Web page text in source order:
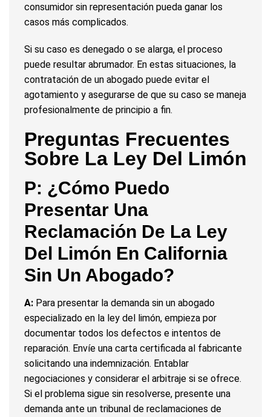
consumidor sin representación pueda ganar los
casos más complicados.
Si su caso es denegado o se alarga, el proceso
puede resultar abrumador. En estas situaciones, la
contratación de un abogado puede evitar el
agotamiento y asegurarse de que su caso se maneja
profesionalmente de principio a fin.
Preguntas Frecuentes
Sobre La Ley Del Limón
P: ¿Cómo Puedo
Presentar Una
Reclamación De La Ley
Del Limón En California
Sin Un Abogado?
A: Para presentar la demanda sin un abogado
especializado en la ley del limón, empieza por
documentar todos los defectos e intentos de
reparación. Envíe una carta certificada al fabricante
solicitando una indemnización. Entablar
negociaciones y considerar el arbitraje si se ofrece.
Si el problema sigue sin resolverse, presente una
demanda ante un tribunal de reclamaciones de